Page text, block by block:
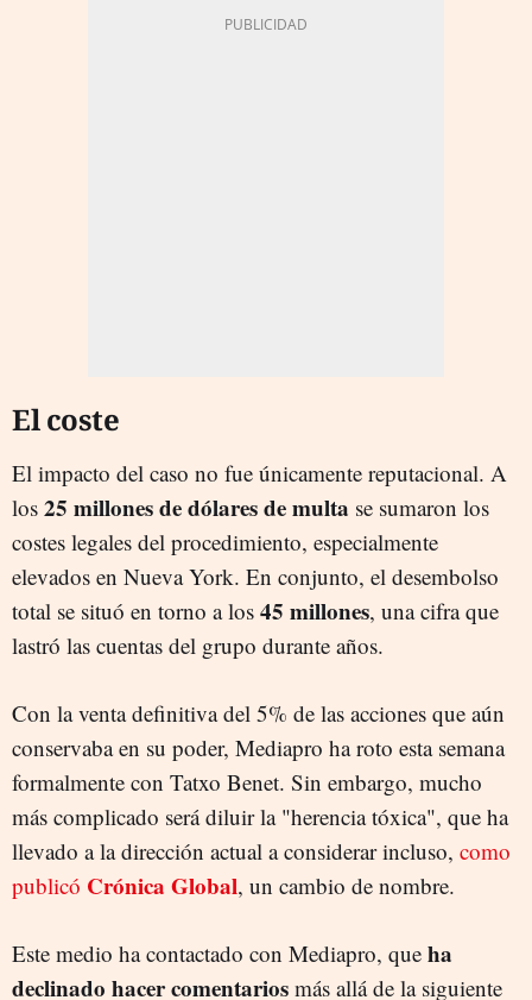
El coste
El impacto del caso no fue únicamente reputacional. A
los 25 millones de dólares de multa se sumaron los
costes legales del procedimiento, especialmente
elevados en Nueva York. En conjunto, el desembolso
total se situó en torno a los 45 millones, una cifra que
lastró las cuentas del grupo durante años.
Con la venta definitiva del 5% de las acciones que aún
conservaba en su poder, Mediapro ha roto esta semana
formalmente con Tatxo Benet. Sin embargo, mucho
más complicado será diluir la "herencia tóxica", que ha
llevado a la dirección actual a considerar incluso, como
publicó Crónica Global, un cambio de nombre.
Este medio ha contactado con Mediapro, que ha
declinado hacer comentarios más allá de la siguiente